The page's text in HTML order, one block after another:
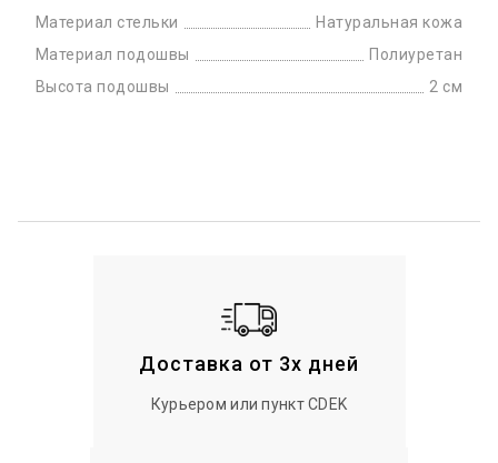
Материал стельки
Натуральная кожа
Материал подошвы
Полиуретан
Высота подошвы
2 см
Доставка от 3х дней
Курьером или пункт CDEK